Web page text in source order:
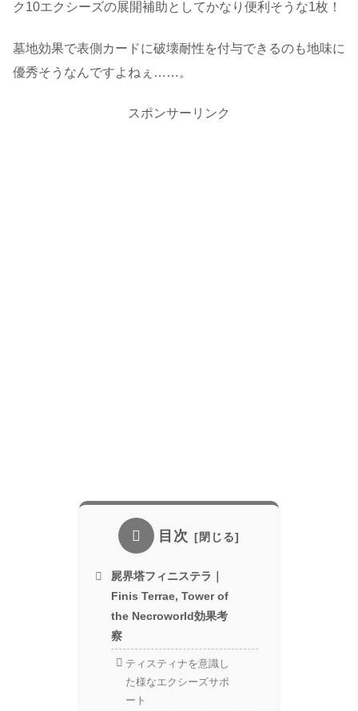
ク10エクシーズの展開補助としてかなり便利そうな1枚！
墓地効果で表側カードに破壊耐性を付与できるのも地味に
優秀そうなんですよねぇ……。
スポンサーリンク
目次
屍界塔フィニステラ｜
Finis Terrae, Tower of
the Necroworld効果考
察
ティスティナを意識し
た様なエクシーズサポ
ート